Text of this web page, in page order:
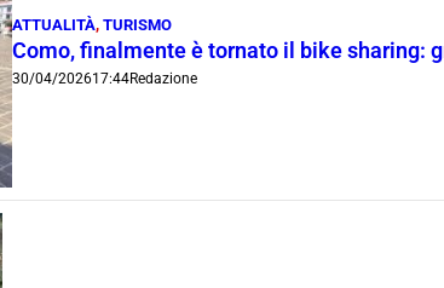
ATTUALITÀ, TURISMO
Como, finalmente è tornato il bike sharing:
30/04/202617:44Redazione